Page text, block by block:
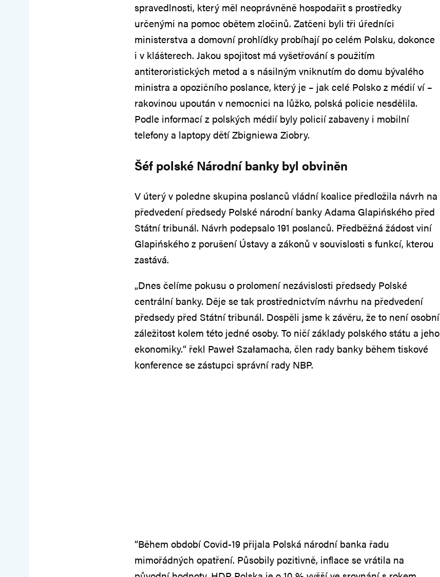
spravedlnosti, který měl neoprávněně hospodařit s prostředky
určenými na pomoc obětem zločinů. Zatčeni byli tři úředníci
ministerstva a domovní prohlídky probíhají po celém Polsku, dokonce
i v klášterech. Jakou spojitost má vyšetřování s použitím
antiteroristických metod a s násilným vniknutím do domu bývalého
ministra a opozičního poslance, který je – jak celé Polsko z médií ví –
rakovinou upoután v nemocnici na lůžko, polská policie nesdělila.
Podle informací z polských médií byly policií zabaveny i mobilní
telefony a laptopy dětí Zbigniewa Ziobry.
Šéf polské Národní banky byl obviněn
V úterý v poledne skupina poslanců vládní koalice předložila návrh na
předvedení předsedy Polské národní banky Adama Glapińského před
Státní tribunál. Návrh podepsalo 191 poslanců. Předběžná žádost viní
Glapińského z porušení Ústavy a zákonů v souvislosti s funkcí, kterou
zastává.
„Dnes čelíme pokusu o prolomení nezávislosti předsedy Polské
centrální banky. Děje se tak prostřednictvím návrhu na předvedení
předsedy před Státní tribunál. Dospěli jsme k závěru, že to není osobní
záležitost kolem této jedné osoby. To ničí základy polského státu a jeho
ekonomiky.“ řekl Paweł Szałamacha, člen rady banky během tiskové
konference se zástupci správní rady NBP.
“Během období Covid-19 přijala Polská národní banka řadu
mimořádných opatření. Působily pozitivně, inflace se vrátila na